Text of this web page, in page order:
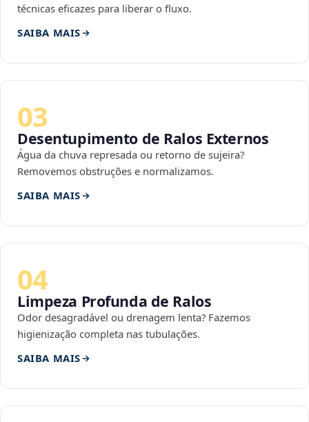
técnicas eficazes para liberar o fluxo.
SAIBA MAIS
03
Desentupimento de Ralos Externos
Água da chuva represada ou retorno de sujeira?
Removemos obstruções e normalizamos.
SAIBA MAIS
04
Limpeza Profunda de Ralos
Odor desagradável ou drenagem lenta? Fazemos
higienização completa nas tubulações.
SAIBA MAIS